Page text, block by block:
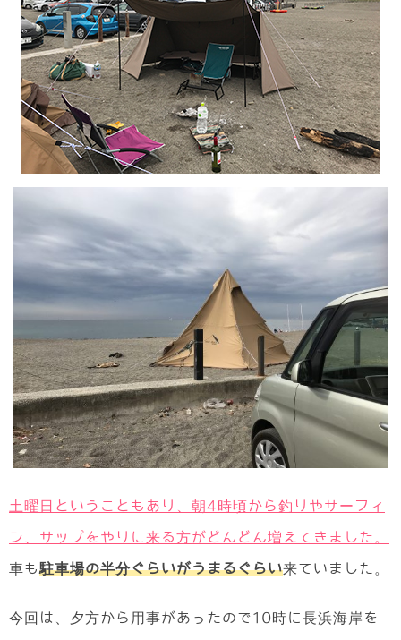
土曜日ということもあり、朝4時頃から釣りやサーフィ
ン、サップをやりに来る方がどんどん増えてきました。
車も駐車場の半分ぐらいがうまるぐらい来ていました。
今回は、夕方から用事があったので10時に長浜海岸を